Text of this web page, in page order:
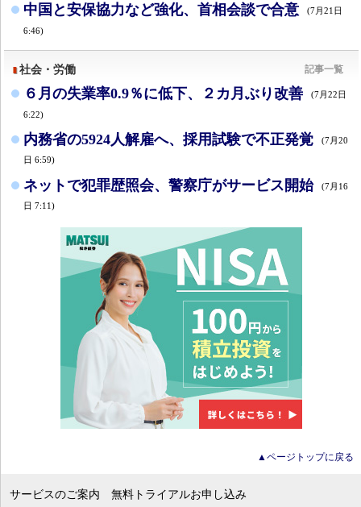
中国と安保協力など強化、首相会談で合意 (7月21日
6:46)
社会・労働 記事一覧
６月の失業率0.9％に低下、２カ月ぶり改善 (7月22日
6:22)
内務省の5924人解雇へ、採用試験で不正発覚
(7月20
日 6:59)
ネットで犯罪歴照会、警察庁がサービス開始
(7月16
日 7:11)
▲ページトップに戻る
サービスのご案内 無料トライアルお申し込み